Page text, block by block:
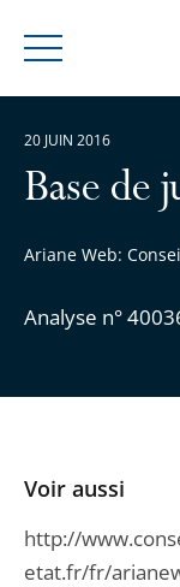
Menu
Base de
Ariane Web:
Analyse n°
20 JUIN 2016
Voir aussi
http://
etat.fr/fr/